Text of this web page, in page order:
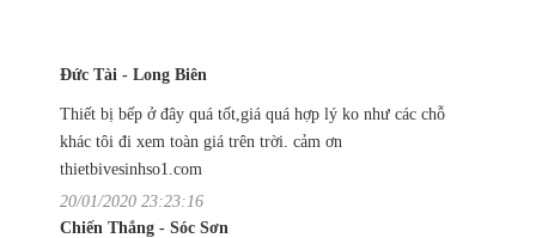
Đức Tài - Long Biên
Thiết bị bếp ở đây quá tốt,giá quá hợp lý ko như các chỗ
khác tôi đi xem toàn giá trên trời. cảm ơn
thietbivesinhso1.com
20/01/2020 23:23:16
Chiến Thắng - Sóc Sơn